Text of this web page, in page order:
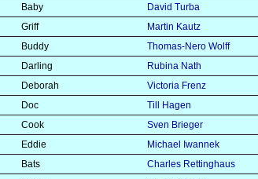
Baby
David Turba
Griff
Martin Kautz
Buddy
Thomas-Nero Wolff
Darling
Rubina Nath
Deborah
Victoria Frenz
Doc
Till Hagen
Cook
Sven Brieger
Eddie
Michael Iwannek
Bats
Charles Rettinghaus